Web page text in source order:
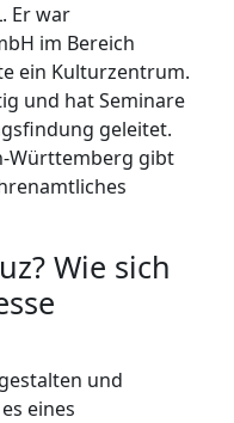
Er war
im Bereich
ein Kulturzentrum.
und hat Seminare
geleitet.
Württemberg gibt
Wie sich
und
eines